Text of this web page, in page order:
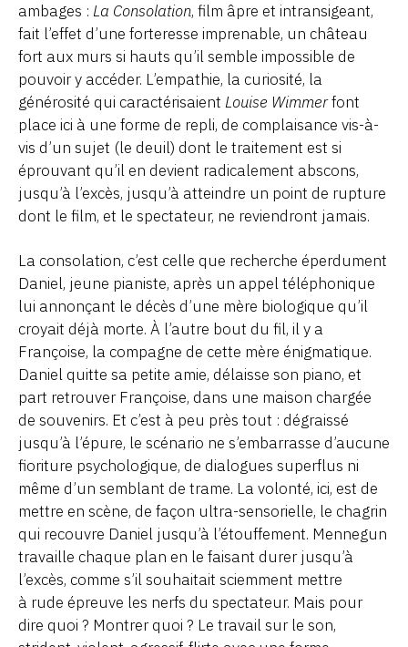
ambages : La Consolation, film âpre et intransigeant,
fait l’effet d’une forteresse imprenable, un château
fort aux murs si hauts qu’il semble impossible de
pouvoir y accéder. L’empathie, la curiosité, la
générosité qui caractérisaient Louise Wimmerfont
place ici à une forme de repli, de complaisance vis-à-
vis d’un sujet (le deuil) dont le traitement est si
éprouvant qu’il en devient radicalement abscons,
jusqu’à l’excès, jusqu’à atteindre un point de rupture
dont le film, et le spectateur, ne reviendront jamais.
La consolation, c’est celle que recherche éperdument
Daniel, jeune pianiste, après un appel téléphonique
lui annonçant le décès d’une mère biologique qu’il
croyait déjà morte. À l’autre bout du fil, il y a
Françoise, la compagne de cette mère énigmatique.
Daniel quitte sa petite amie, délaisse son piano, et
part retrouver Françoise, dans une maison chargée
de souvenirs. Et c’est à peu près tout : dégraissé
jusqu’à l’épure, le scénario ne s’embarrasse d’aucune
fioriture psychologique, de dialogues superflus ni
même d’un semblant de trame. La volonté, ici, est de
mettre en scène, de façon ultra-sensorielle, le chagrin
qui recouvre Daniel jusqu’à l’étouffement. Mennegun
travaille chaque plan en le faisant durer jusqu’à
l’excès, comme s’il souhaitait sciemment mettre
à rude épreuve les nerfs du spectateur. Mais pour
dire quoi ? Montrer quoi ? Le travail sur le son,